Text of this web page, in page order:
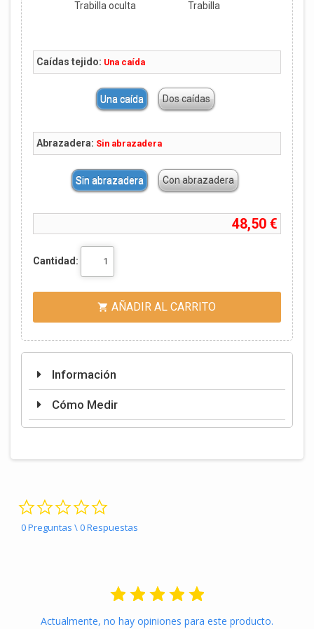
Trabilla oculta Trabilla
Caídas tejido: Una caída
Una caída Dos caídas
Abrazadera: Sin abrazadera
Sin abrazadera Con abrazadera
48,50 €
Cantidad:
 AÑADIR AL CARRITO
Información
Cómo Medir
0 Preguntas \ 0 Respuestas
Actualmente, no hay opiniones para este producto.